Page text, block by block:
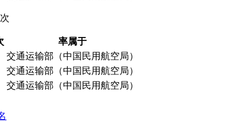
率属于
交通运输部（中国民用航空局）
交通运输部（中国民用航空局）
交通运输部（中国民用航空局）